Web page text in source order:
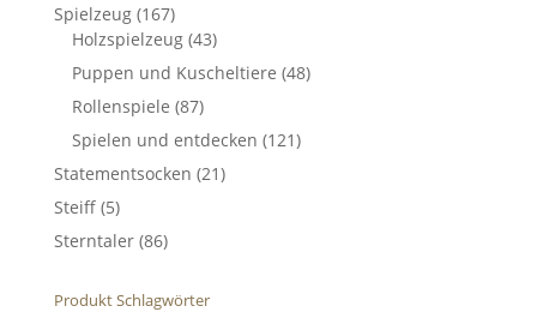
Spielzeug (167)
Holzspielzeug (43)
Puppen und Kuscheltiere (48)
Rollenspiele (87)
Spielen und entdecken (121)
Statementsocken (21)
Steiff (5)
Sterntaler (86)
Produkt Schlagwörter